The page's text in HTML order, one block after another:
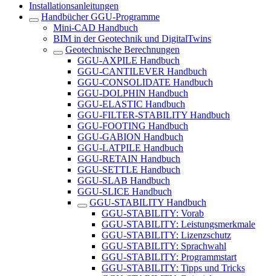
Installationsanleitungen
Handbücher GGU-Programme
Mini-CAD Handbuch
BIM in der Geotechnik und DigitalTwins
Geotechnische Berechnungen
GGU-AXPILE Handbuch
GGU-CANTILEVER Handbuch
GGU-CONSOLIDATE Handbuch
GGU-DOLPHIN Handbuch
GGU-ELASTIC Handbuch
GGU-FILTER-STABILITY Handbuch
GGU-FOOTING Handbuch
GGU-GABION Handbuch
GGU-LATPILE Handbuch
GGU-RETAIN Handbuch
GGU-SETTLE Handbuch
GGU-SLAB Handbuch
GGU-SLICE Handbuch
GGU-STABILITY Handbuch
GGU-STABILITY: Vorab
GGU-STABILITY: Leistungsmerkmale
GGU-STABILITY: Lizenzschutz
GGU-STABILITY: Sprachwahl
GGU-STABILITY: Programmstart
GGU-STABILITY: Tipps und Tricks